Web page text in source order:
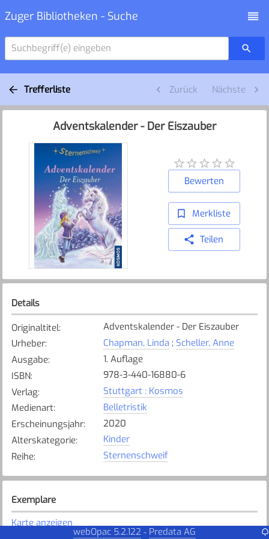
Zuger Bibliotheken - Suche
Suchbegriff(e) eingeben
Trefferliste Zurück Nächste
Adventskalender - Der Eiszauber
Bewerten
Merkliste
Teilen
Details
Originaltitel:
Adventskalender - Der Eiszauber
Urheber: Chapman, Linda ; Scheller, Anne
Ausgabe:
1. Auflage
ISBN:
978-3-440-16880-6
Verlag:
Stuttgart : Kosmos
Medienart:
Belletristik
Erscheinungsjahr:
2020
Alterskategorie:
Kinder
Reihe: Sternenschweif
Exemplare
Karte anzeigen
webOpac 5.2.122 - Predata AG